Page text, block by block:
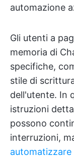
automazione
Gli utenti a
memoria di
specifiche,
stile di
dell'utente. In
istruzioni
possono
interruzioni,